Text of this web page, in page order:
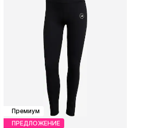
Премиум
ПРЕДЛОЖЕНИЕ